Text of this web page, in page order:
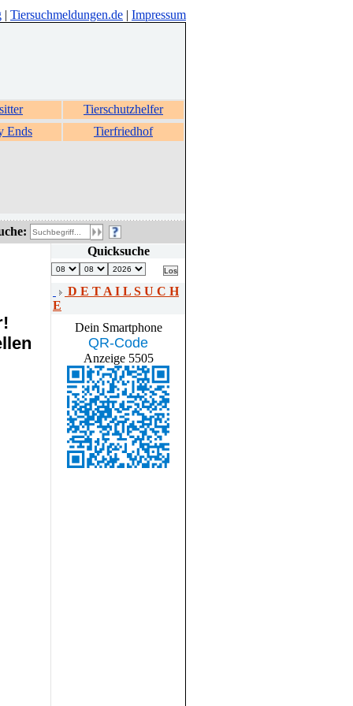
| Tiersuchmeldungen.de | Impressum
Tierschutzhelfer
Ends
Tierfriedhof
Quicksuche
D E T A I L S U C H
E
Dein Smartphone
QR-Code
Anzeige 5505